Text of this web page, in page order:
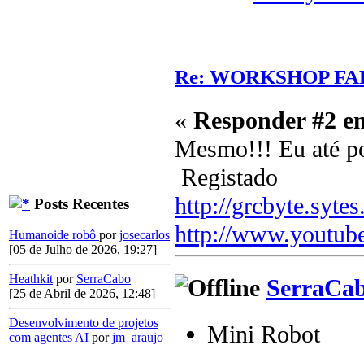
Posts Recentes
Humanoide robô porjosecarlos
[05 de Julho de 2026, 19:27]
Heathkit por SerraCabo
[25 de Abril de 2026, 12:48]
Desenvolvimento de projetos
com agentes AI porjm_araujo
Re: WORKSHOP
« Responder #2
Mesmo!!! Eu até
Registado
http://
http://
Mini Robot